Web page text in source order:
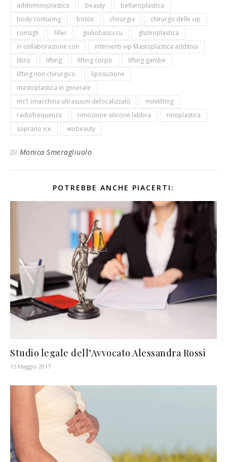
addominoplastica beauty
beflaroplastica
body conturing
botox chirurgia
chirurgo delle vip
consigli
filler giuliobasoccu
gluteoplastica
in collaborazione con
interventi vip Mastoplastica additiva
libro
lifting lifting corpo
lifting gambe
lifting non chirurgico
liposuzione
mastoplastica in generale
mc1 (macchina ultrasuoni defocalizzati)
minilifting
radiofrequenza
rimozione silicone labbra
rinoplastica
soprano ice
wobeauty
Di Monica Smeragliuolo
POTREBBE ANCHE PIACERTI:
Studio legale dell’Avvocato Alessandra Rossi
15 Maggio 2017